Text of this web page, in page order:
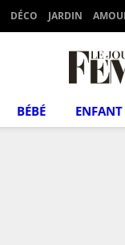
DÉCO JARDIN
BÉBÉ ENFANT